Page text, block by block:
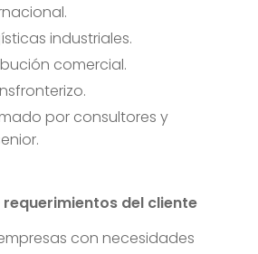
industriales.
comercial.
por consultores y
del cliente
con necesidades